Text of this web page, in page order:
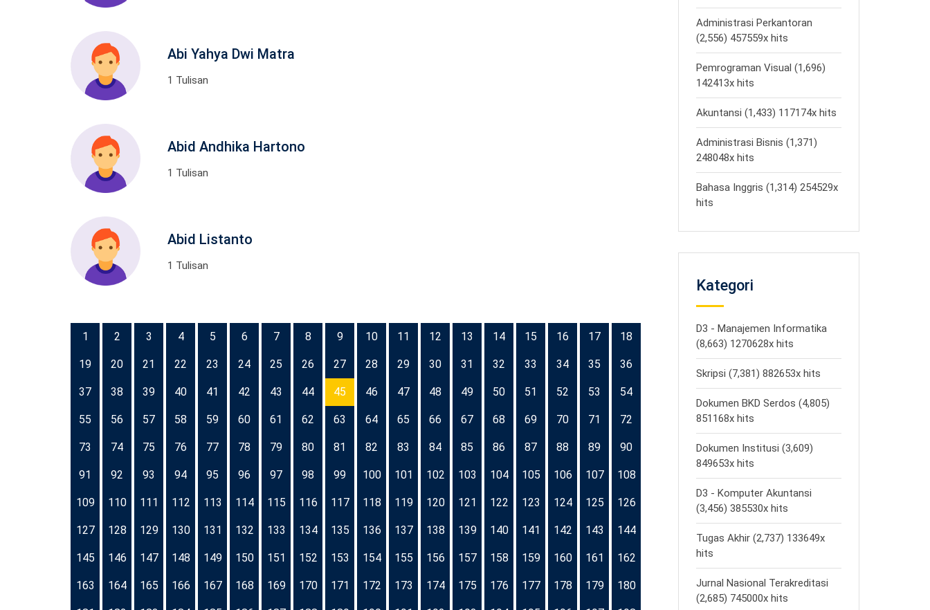
Abi Yahya Dwi Matra
1 Tulisan
Abid Andhika Hartono
1 Tulisan
Abid Listanto
1 Tulisan
1 2 3 4 5 6 7 8 9 10 11 12 13 14 15 16 17 18
19 20 21 22 23 24 25 26 27 28 29 30 31 32 33 34 35 36
37 38 39 40 41 42 43 44 45 46 47 48 49 50 51 52 53 54
55 56 57 58 59 60 61 62 63 64 65 66 67 68 69 70 71 72
73 74 75 76 77 78 79 80 81 82 83 84 85 86 87 88 89 90
91 92 93 94 95 96 97 98 99 100 101 102 103 104 105 106 107 108
109 110 111 112 113 114 115 116 117 118 119 120 121 122 123 124 125 126
127 128 129 130 131 132 133 134 135 136 137 138 139 140 141 142 143 144
145 146 147 148 149 150 151 152 153 154 155 156 157 158 159 160 161 162
163 164 165 166 167 168 169 170 171 172 173 174 175 176 177 178 179 180
Administrasi Perkantoran
(2,556) 457559x hits
Pemrograman Visual (1,696)
142413x hits
Akuntansi (1,433) 117174x hits
Administrasi Bisnis (1,371)
248048x hits
Bahasa Inggris (1,314) 254529x
hits
Kategori
D3 - Manajemen Informatika
(8,663) 1270628x hits
Skripsi (7,381) 882653x hits
Dokumen BKD Serdos (4,805)
851168x hits
Dokumen Institusi (3,609)
849653x hits
D3 - Komputer Akuntansi
(3,456) 385530x hits
Tugas Akhir (2,737) 133649x
hits
Jurnal Nasional Terakreditasi
(2,685) 745000x hits